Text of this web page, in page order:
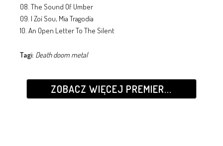
08. The Sound Of Umber
09. I Zoí Sou, Mia Tragodía
10. An Open Letter To The Silent
Tagi: Death doom metal
ZOBACZ WIĘCEJ PREMIER...